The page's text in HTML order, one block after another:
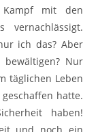
mit den
ich das? Aber
Nur
täglichen Leben
hatte.
haben!